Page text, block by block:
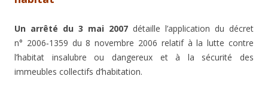
Un arrêté du 3 mai 2007 détaille l’application du décret
n° 2006‑1359 du 8 novembre 2006 relatif à la lutte contre
l’habitat insalubre ou dangereux et à la sécurité des
immeubles collectifs d’habitation.